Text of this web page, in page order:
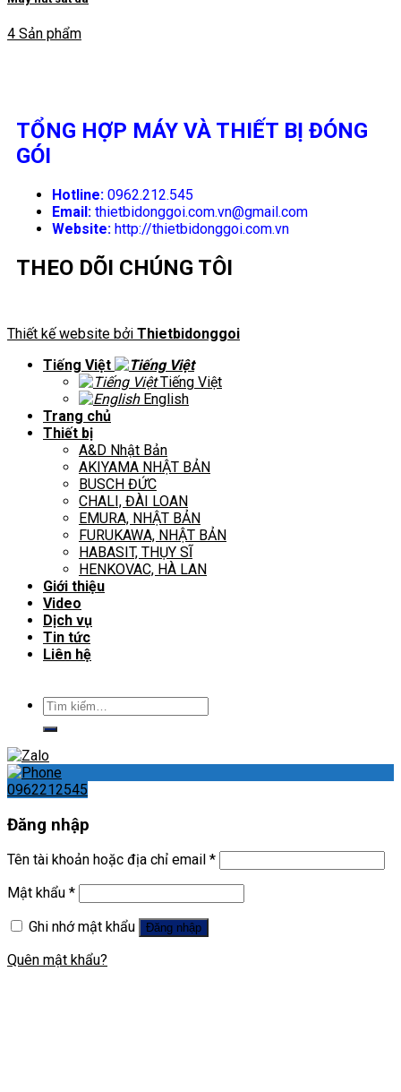
4 Sản phẩm
TỔNG HỢP MÁY VÀ THIẾT BỊ ĐÓNG
GÓI
Hotline: 0962.212.545
Email: thietbidonggoi.com.vn@gmail.com
Website: http://thietbidonggoi.com.vn
THEO DÕI CHÚNG TÔI
Thiết kế website bởi Thietbidonggoi
Tiếng Việt
Tiếng Việt
English
Trang chủ
Thiết bị
A&D Nhật Bản
AKIYAMA NHẬT BẢN
BUSCH ĐỨC
CHALI, ĐÀI LOAN
EMURA, NHẬT BẢN
FURUKAWA, NHẬT BẢN
HABASIT, THỤY SĨ
HENKOVAC, HÀ LAN
Giới thiệu
Video
Dịch vụ
Tin tức
Liên hệ
Tìm
kiếm:
0962212545
Đăng nhập
Tên tài khoản hoặc địa chỉ email *
Mật khẩu *
Ghi nhớ mật khẩu
Đăng nhập
Quên mật khẩu?